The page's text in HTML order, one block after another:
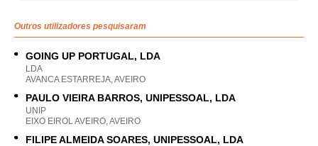
Outros utilizadores pesquisaram
GOING UP PORTUGAL, LDA
LDA
AVANCA ESTARREJA, AVEIRO
PAULO VIEIRA BARROS, UNIPESSOAL, LDA
UNIP
EIXO EIROL AVEIRO, AVEIRO
FILIPE ALMEIDA SOARES, UNIPESSOAL, LDA